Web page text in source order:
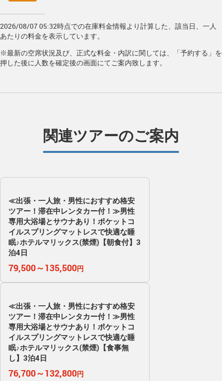
2026/08/07 05:32時点での在庫料金情報より計算した、該当日、一人
あたりの料金を表示しています。
※最新の空席状況及び、正式な料金・内訳に関しては、「予約する」を
押した後に人数を確定後の画面にてご案内致します。
関連ツアーのご案内
≪出張・一人旅・男性におすすめ格安
ツアー！滞在中レンタカー付！≫男性
専用大浴場とサウナあり！ポケットコ
イルスプリングマットレスで快適な睡
眠♪ホテルマリックス(禁煙)【朝食付】3
泊4日
79,500～135,500円
≪出張・一人旅・男性におすすめ格安
ツアー！滞在中レンタカー付！≫男性
専用大浴場とサウナあり！ポケットコ
イルスプリングマットレスで快適な睡
眠♪ホテルマリックス(禁煙)【食事無
し】3泊4日
76,700～132,800円